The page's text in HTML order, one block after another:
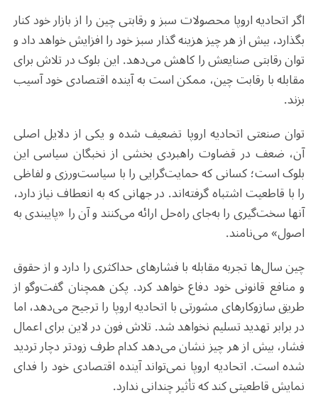
اگر اتحادیه اروپا محصولات سبز و رقابتی چین را از بازار خود کنار
بگذارد، بیش از هر چیز هزینه گذار سبز خود را افزایش خواهد داد و
توان رقابتی صنایعش را کاهش می‌دهد. این بلوک در تلاش برای
مقابله با رقابت چین، ممکن است به آینده اقتصادی خود آسیب
بزند.
توان صنعتی اتحادیه اروپا تضعیف شده و یکی از دلایل اصلی
آن، ضعف در قضاوت راهبردی بخشی از نخبگان سیاسی این
بلوک است؛ کسانی که حمایت‌گرایی را با سیاست‌ورزی و لفاظی
را با قاطعیت اشتباه گرفته‌اند. در جهانی که به انعطاف نیاز دارد،
آنها سخت‌گیری را به‌جای راه‌حل ارائه می‌کنند و آن را «پایبندی به
اصول» می‌نامند.
چین سال‌ها تجربه مقابله با فشارهای حداکثری را دارد و از حقوق
و منافع قانونی خود دفاع خواهد کرد. پکن همچنان گفت‌وگو از
طریق سازوکارهای مشورتی با اتحادیه اروپا را ترجیح می‌دهد، اما
در برابر تهدید تسلیم نخواهد شد. تلاش فون در لاین برای اعمال
فشار، بیش از هر چیز نشان می‌دهد کدام طرف زودتر دچار تردید
شده است. اتحادیه اروپا نمی‌تواند آینده اقتصادی خود را فدای
نمایش قاطعیتی کند که تأثیر چندانی ندارد.